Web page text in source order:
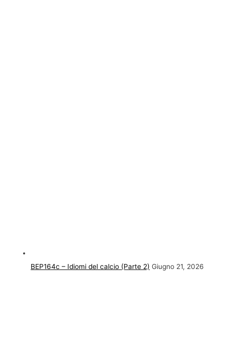
BEP164c – Idiomi del calcio (Parte 2) Giugno 21, 2026